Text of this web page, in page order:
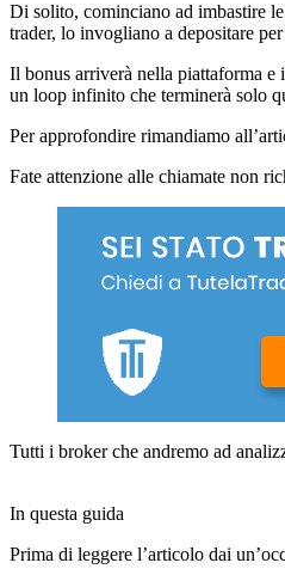
Di solito, cominciano ad imbastire
trader, lo invogliano a depositare
Il bonus arriverà nella piattaforma e
un loop infinito che terminerà solo
Per approfondire rimandiamo
Fate attenzione alle chiamate non
Tutti i broker che andremo ad
In questa guida
Prima di leggere l’articolo dai